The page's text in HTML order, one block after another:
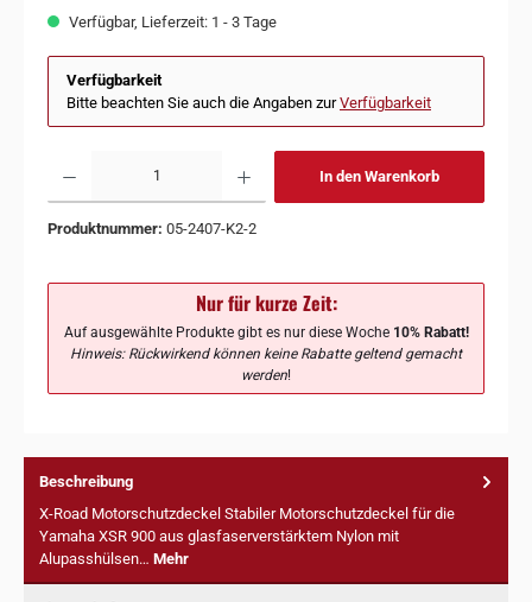
Verfügbar, Lieferzeit: 1 - 3 Tage
Verfügbarkeit
Bitte beachten Sie auch die Angaben zurVerfügbarkeit
In den Warenkorb
Produktnummer: 05-2407-K2-2
Nur für kurze Zeit:
Auf ausgewählte Produkte gibt es nur diese Woche10% Rabatt!
Hinweis: Rückwirkend können keine Rabatte geltend gemacht
werden!
Beschreibung
X-Road Motorschutzdeckel Stabiler Motorschutzdeckel für die
Yamaha XSR 900 aus glasfaserverstärktem Nylon mit
Alupasshülsen… Mehr